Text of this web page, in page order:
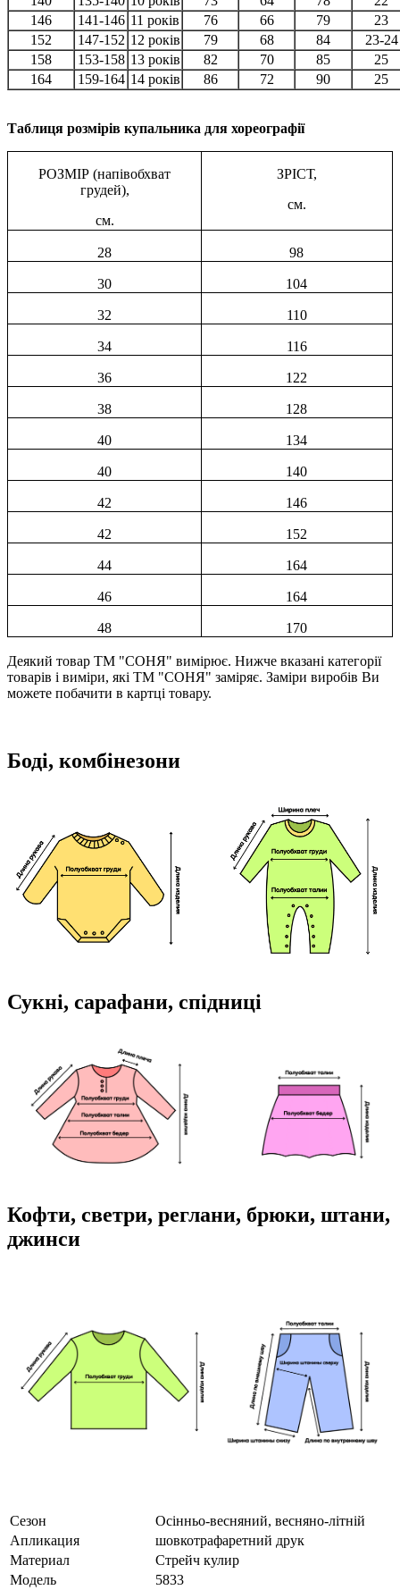
146
141-146 11 років 76 66 79
23
152
147-152 12 років 79 68 84
23-24
158
153-158 13 років 82 70 85
25
164
159-164 14 років 86 72 90 25
Таблиця розмірів купальника для хореографії
РОЗМІР (напівобхват
грудей),
см.
ЗРІСТ,
см.
28 98
30 104
32 110
34 116
36 122
38 128
40 134
40 140
42 146
42 152
44 164
46 164
48 170
Деякий товар ТМ "СОНЯ" вимірює. Нижче вказані категорії
товарів і виміри, які ТМ "СОНЯ" заміряє. Заміри виробів Ви
можете побачити в картці товару.
Боді, комбінезони
Сукні, сарафани, спідниці
Кофти, светри, реглани, брюки, штани,
джинси
Сезон
Осінньо-весняний, весняно-літній
Апликация
шовкотрафаретний друк
Материал
Стрейч кулир
Модель
5833